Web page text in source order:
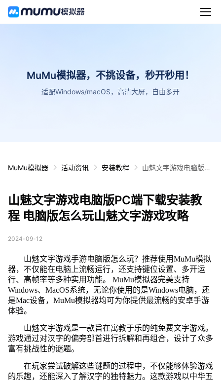
MuMu模拟器，不挑设备，秒开秒用！
适配Windows/macOS，高清大屏，自由多开
MuMu模拟器 活动资讯 安装教程
山魅文字游戏电脑版P
攻略
山魅文字游戏电脑版PC端下载安装教
程 电脑版怎么玩山魅文字游戏攻略
2024-09-12
山魅文字游戏手游电脑版怎么玩？推荐使用MuMu模拟
器，不仅能在电脑上流畅运行，还支持键位设置、多开运
行、高帧率等多种实用功能。 MuMu模拟器完美支持
Windows、MacOS系统，无论你使用的是Windows电脑，还
是Mac设备，MuMu模拟器均可为你提供最流畅的安卓手游
体验。
山魅文字游戏是一款旨在寓教于乐的纯免费文字游戏。
游戏通过对汉字的偏旁部首进行拆解和再组合，设计了众多
富有挑战性的谜题。
在玩家尝试破解这些谜题的过程中，不仅能够体验游戏
的乐趣，还能深入了解汉字的独特魅力。这款游戏以中华五